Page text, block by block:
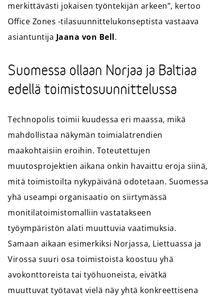
merkittävästi jokaisen työntekijän arkeen”, kertoo
Office Zones -tilasuunnittelukonseptista vastaava
asiantuntija Jaana von Bell.
Suomessa ollaan Norjaa ja Baltiaa
edellä toimistosuunnittelussa
Technopolis toimii kuudessa eri maassa, mikä
mahdollistaa näkymän toimialatrendien
maakohtaisiin eroihin. Toteutettujen
muutosprojektien aikana onkin havaittu eroja siinä,
mitä toimistoilta nykypäivänä odotetaan. Suomessa
yhä useampi organisaatio on siirtymässä
monitilatoimistomalliin vastatakseen
työympäristön alati muuttuvia vaatimuksia.
Samaan aikaan esimerkiksi Norjassa, Liettuassa ja
Virossa suuri osa toimistoista koostuu yhä
avokonttoreista tai työhuoneista, eivätkä
muuttuvat työtavat vielä näy yhtä konkreettisena